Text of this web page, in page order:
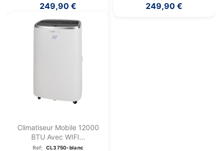
249,90 € 249,90 €
Climatiseur Mobile 12000
BTU Avec WIFI...
Ref: CL3750-blanc